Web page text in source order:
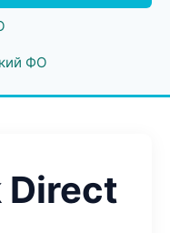
ФО
Direct